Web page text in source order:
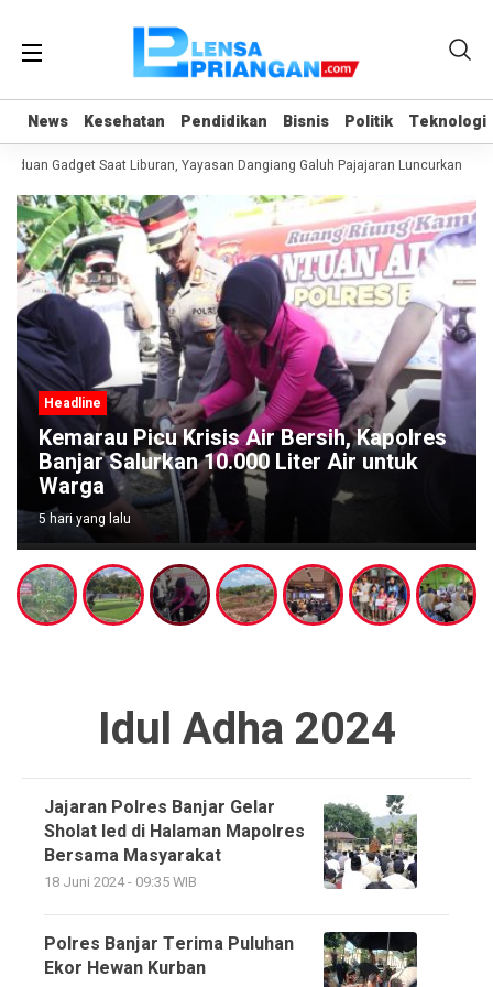
News Kesehatan Pendidikan Bisnis Politik Teknologi
News Kesehatan Pendidikan Bisnis Politik Teknologi
Gadget Saat Liburan, Yayasan Dangiang Galuh Pajajaran Luncurkan
Headline
Kemarau Picu Krisis Air Bersih, Kapolres
Banjar Salurkan 10.000 Liter Air untuk
Warga
5 hari yang lalu
Idul Adha 2024
Jajaran Polres Banjar Gelar
Sholat Ied di Halaman Mapolres
Bersama Masyarakat
18 Juni 2024 - 09:35 WIB
Polres Banjar Terima Puluhan
Ekor Hewan Kurban